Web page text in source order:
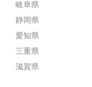
岐阜県
静岡県
愛知県
三重県
滋賀県